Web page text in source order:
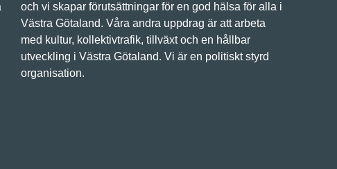
och vi skapar förutsättningar för en god hälsa för alla i
Västra Götaland. Våra andra uppdrag är att arbeta
med kultur, kollektivtrafik, tillväxt och en hållbar
utveckling i Västra Götaland. Vi är en politiskt styrd
organisation.